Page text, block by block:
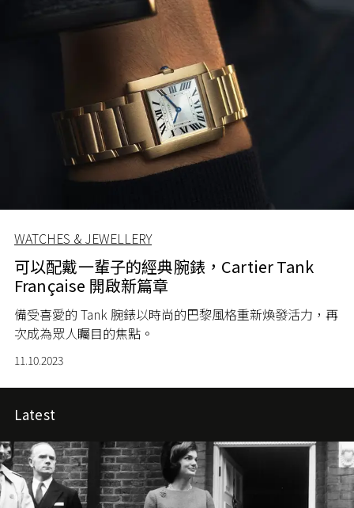
WATCHES & JEWELLERY
可以配戴一輩子的經典腕錶，Cartier Tank
Française 開啟新篇章
備受喜愛的 Tank 腕錶以時尚的巴黎風格重新煥發活力，再
次成為眾人矚目的焦點。
11.10.2023
Latest